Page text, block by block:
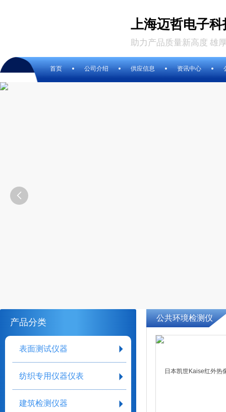
上海迈哲电子
助力产品质量新高度 雄
首页 公司介绍 供应信息 资讯中心

产品分类
表面测试仪器
纺织专用仪器仪表
建筑检测仪器
公共环境检测仪